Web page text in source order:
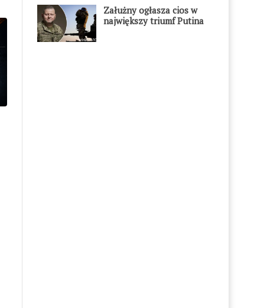
Załużny ogłasza cios w
największy triumf Putina